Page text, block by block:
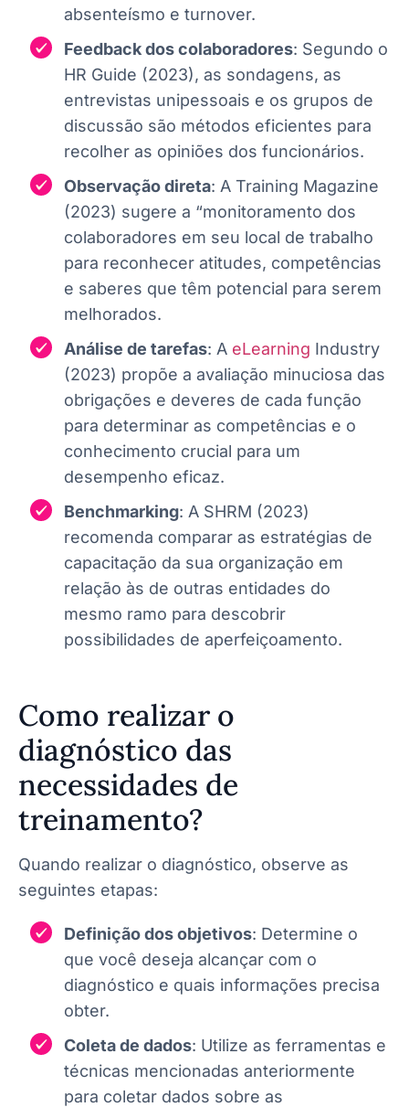
absenteísmo e turnover.
Feedback dos colaboradores: Segundo o
HR Guide (2023), as sondagens, as
entrevistas unipessoais e os grupos de
discussão são métodos eficientes para
recolher as opiniões dos funcionários.
Observação direta: A Training Magazine
(2023) sugere a “monitoramento dos
colaboradores em seu local de trabalho
para reconhecer atitudes, competências
e saberes que têm potencial para serem
melhorados.
Análise de tarefas: A eLearning Industry
(2023) propõe a avaliação minuciosa das
obrigações e deveres de cada função
para determinar as competências e o
conhecimento crucial para um
desempenho eficaz.
Benchmarking: A SHRM (2023)
recomenda comparar as estratégias de
capacitação da sua organização em
relação às de outras entidades do
mesmo ramo para descobrir
possibilidades de aperfeiçoamento.
Como realizar o
diagnóstico das
necessidades de
treinamento?
Quando realizar o diagnóstico, observe as
seguintes etapas:
Definição dos objetivos: Determine o
que você deseja alcançar com o
diagnóstico e quais informações precisa
obter.
Coleta de dados: Utilize as ferramentas e
técnicas mencionadas anteriormente
para coletar dados sobre as